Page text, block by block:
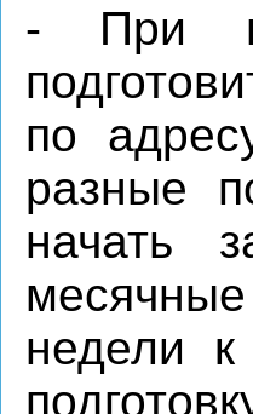
- При
по
разные
начать
недели